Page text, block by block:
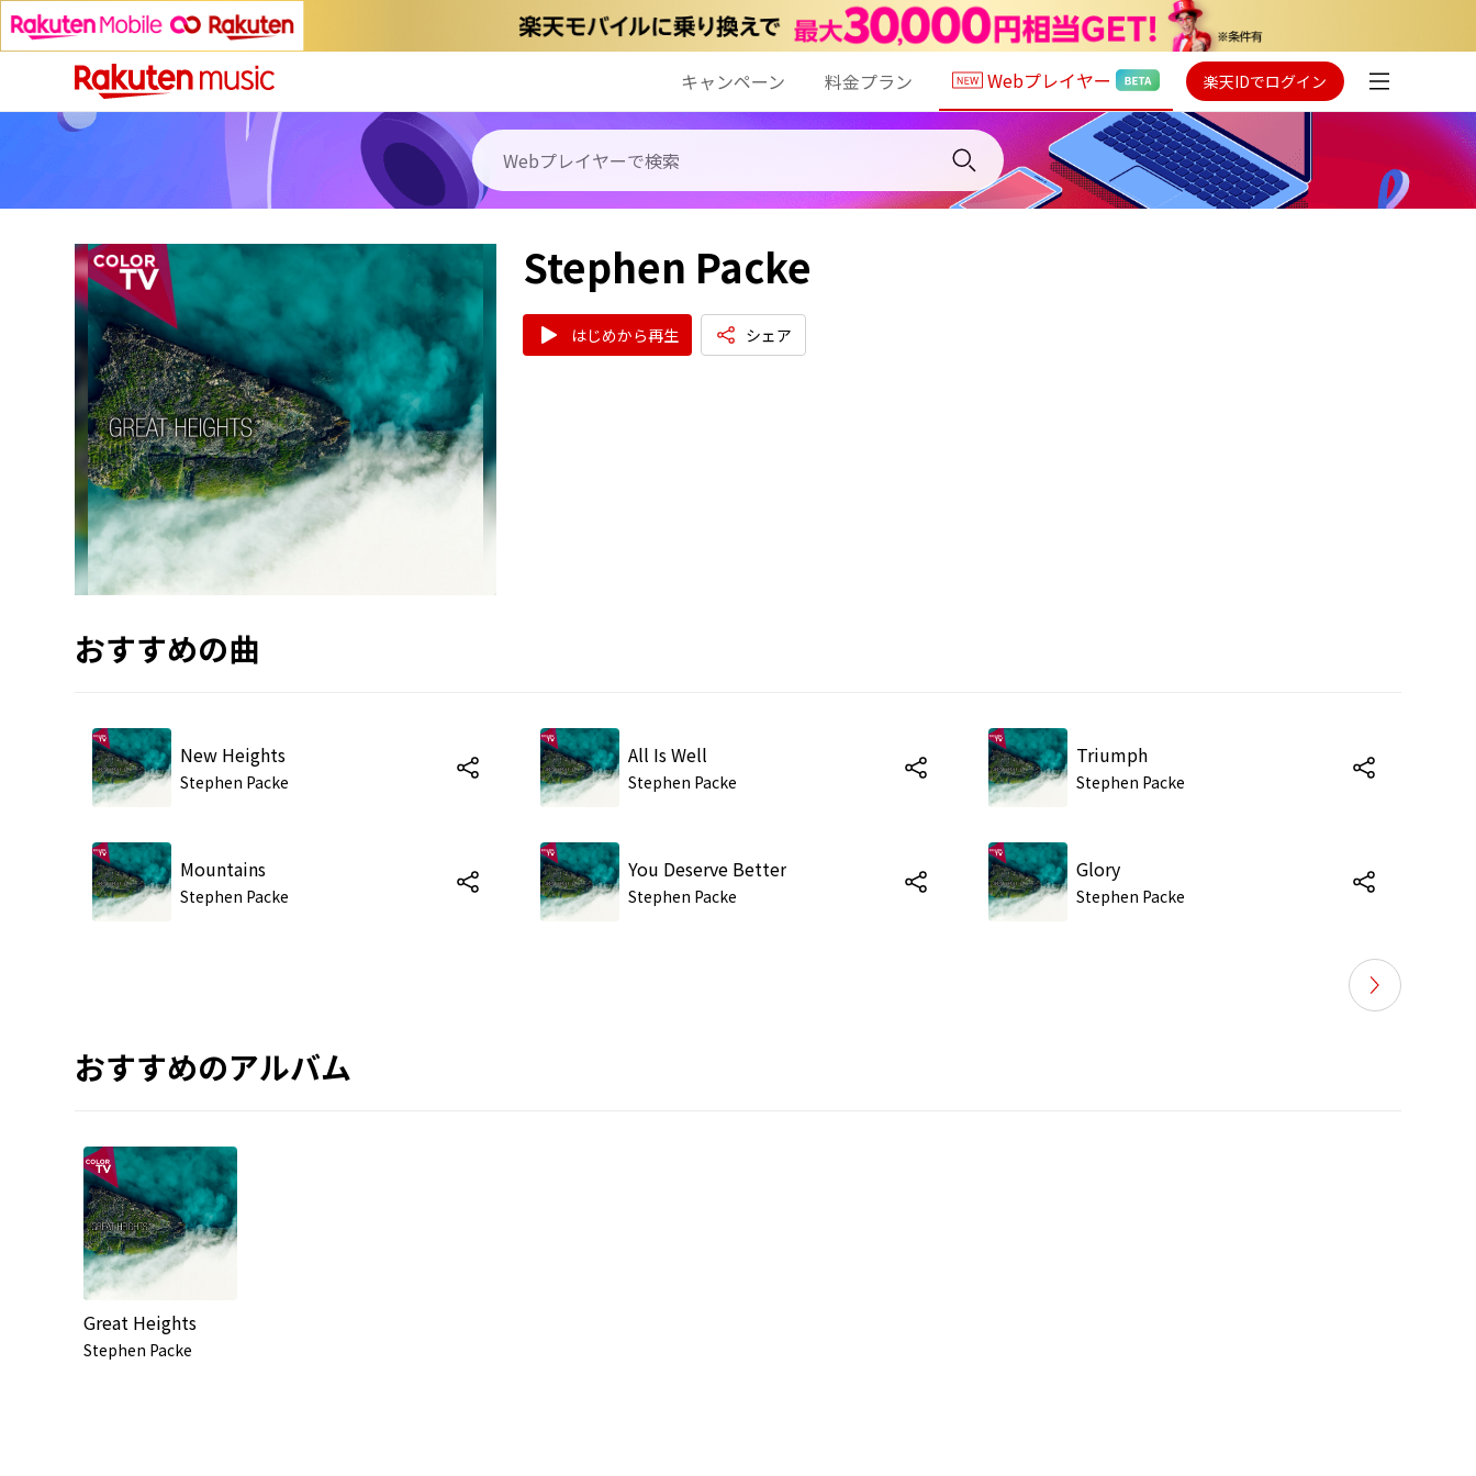
キャンペーン 料金プラン Webプレイヤー 楽天IDでログイン
Stephen Packe
はじめから再生 シェア
おすすめの曲
New Heights
Stephen Packe
Mountains
Stephen Packe
All Is Well
Stephen Packe
You Deserve Better
Stephen Packe
Triumph
Stephen Packe
Glory
Stephen Packe
おすすめのアルバム
Great Heights
Stephen Packe